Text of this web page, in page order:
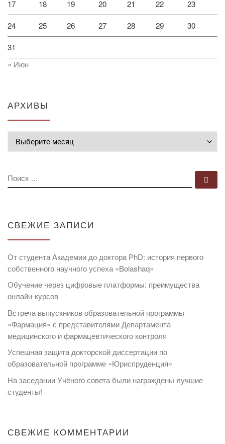
17 18 19 20 21 22 23
24 25 26 27 28 29 30
31
« Июн
АРХИВЫ
ПОИСК
СВЕЖИЕ ЗАПИСИ
От студента Академии до доктора PhD: история первого
собственного научного успеха «Bolashaq»
Обучение через цифровые платформы: преимущества
онлайн-курсов
Встреча выпускников образовательной программы
«Фармация» с представителями Департамента
медицинского и фармацевтического контроля
Успешная защита докторской диссертации по
образовательной программе «Юриспруденция»
На заседании Учёного совета были награждены лучшие
студенты!
СВЕЖИЕ КОММЕНТАРИИ